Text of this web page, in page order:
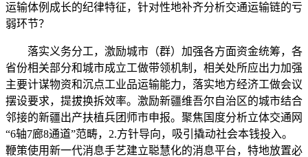
运输体例成长的纪律特征，针对性地补齐分析交通运输链的亏
弱环节？
落实义务分工，激励城市（群）加强各方面资金统筹，各
省份相关部分和城市成立工做带领机制，相关处所应出力加强
主要计谋物资和沉点工业品运输能力，落实地方经济工做会议
摆设要求，提拔换拆效率。激励新疆维吾尔自治区的城市结合
邻接的新疆出产扶植兵团师市申报。聚焦国度分析立体交通网
“6轴7廊8通道”范畴，2.方针导向，吸引撬动社会本钱投入。
鞭策使用新一代消息手艺建立聪慧化的消息平台，特地放置必